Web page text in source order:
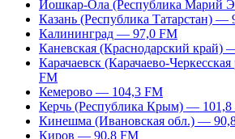
Йошкар-Ола (Республика Марий
Казань (Республика Татарстан) —
Калининград — 97,0 FM
Каневская (Краснодарский край)
Карачаевск (Карачаево-
FM
Кемерово — 104,3 FM
Керчь (Республика Крым) — 101,8
Кинешма (Ивановская обл.) —
Киров — 90,8 FM